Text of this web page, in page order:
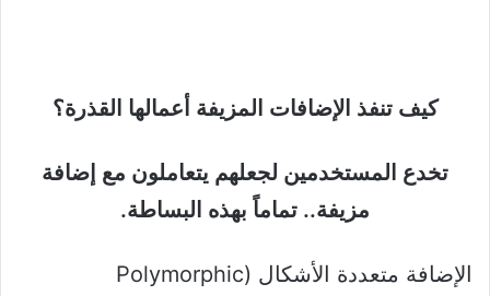
كيف تنفذ الإضافات المزيفة أعمالها القذرة؟
تخدع المستخدمين لجعلهم يتعاملون مع إضافة
مزيفة.. تماماً بهذه البساطة.
الإضافة متعددة الأشكال (Polymorphic